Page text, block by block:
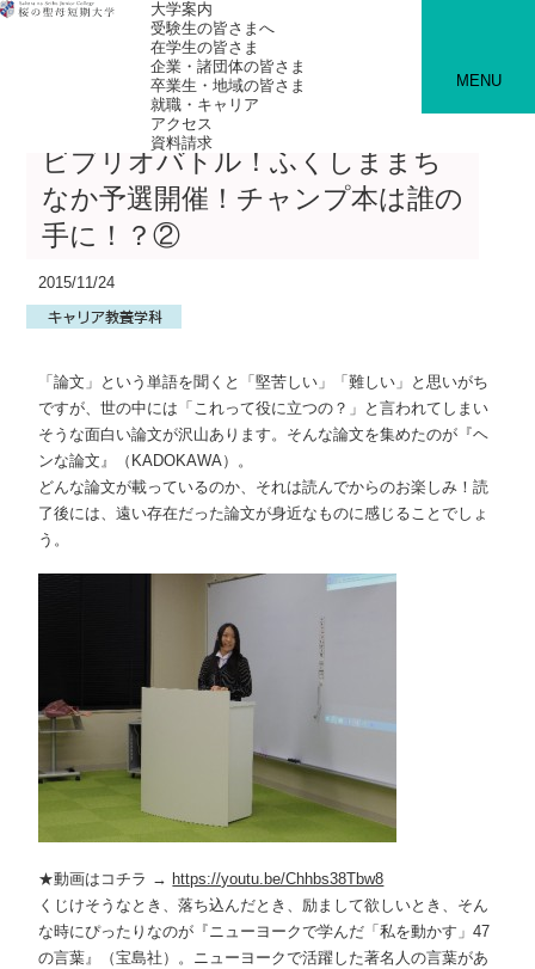
大学案内
受験生の皆さまへ
在学生の皆さま
企業・諸団体の皆さま
卒業生・地域の皆さま
就職・キャリア
アクセス
資料請求
MENU
ビブリオバトル！ふくしままち
なか予選開催！チャンプ本は誰の
手に！？②
2015/11/24
「論文」という単語を聞くと「堅苦しい」「難しい」と思いがち
ですが、世の中には「これって役に立つの？」と言われてしまい
そうな面白い論文が沢山あります。そんな論文を集めたのが『ヘ
ンな論文』（KADOKAWA）。
どんな論文が載っているのか、それは読んでからのお楽しみ！読
了後には、遠い存在だった論文が身近なものに感じることでしょ
う。
★動画はコチラ → https://youtu.be/Chhbs38Tbw8
くじけそうなとき、落ち込んだとき、励まして欲しいとき、そん
な時にぴったりなのが『ニューヨークで学んだ「私を動かす」47
の言葉』（宝島社）。ニューヨークで活躍した著名人の言葉があ